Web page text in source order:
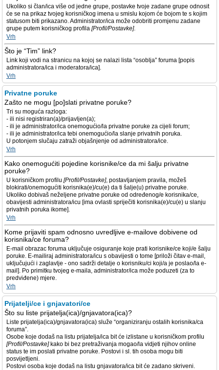
Ukoliko si član/ica više od jedne grupe, postavke tvoje zadane grupe odnosit
će se na prikaz tvojeg korisničkog imena u smislu kojom će bojom te s kojim
statusom biti prikazano. Administrator/ica može odobriti promjenu zadane
grupe putem korisničkog profila [Profil/Postavke].
Vrh
Što je “Tim” link?
Link koji vodi na stranicu na kojoj se nalazi lista “osoblja” foruma [popis
administratora/ica i moderatora/ica].
Vrh
Privatne poruke
Zašto ne mogu [po]slati privatne poruke?
Tri su moguća razloga:
- ili nisi registriran(a)/prijavljen(a);
- ili je administrator/ica onemogućio/la privatne poruke za cijeli forum;
- ili je administrator/ica tebi onemogućio/la slanje privatnih poruka.
U potonjem slučaju zatraži objašnjenje od administratora/ice.
Vrh
Kako onemogućiti pojedine korisnike/ce da mi šalju privatne
poruke?
U korisničkom profilu [Profil/Postavke], postavljanjem pravila, možeš
blokirati/onemogućiti korisnika(e)/cu(e) da ti šalje(u) privatne poruke.
Ukoliko dobivaš neželjene privatne poruke od određenog/e korisnika/ce,
obavijesti administratora/icu [ima ovlasti spriječiti korisnika(e)/cu(e) u slanju
privatnih poruka ikome].
Vrh
Kome prijaviti spam odnosno uvredljive e-mailove dobivene od
korisnika/ce foruma?
E-mail obrazac foruma uključuje osiguranje koje prati korisnike/ce koji/e šalju
poruke. E-mailiraj administratora/icu s obavijesti o tome [priloži čitav e-mail,
uključujući i zaglavlje - ono sadrži detalje o korisniku/ci koji/a je poslao/la e-
mail]. Po primitku tvojeg e-maila, administrator/ica može poduzeti (za to
predviđene) mjere.
Vrh
Prijatelji/ce i gnjavatori/ce
Što su liste prijatelja(ica)/gnjavatora(ica)?
Liste prijatelja(ica)/gnjavatora(ica) služe “organiziranju ostalih korisnika/ca
foruma”.
Osobe koje dodaš na listu prijatelja/ica bit će izlistane u korisničkom profilu
[Profil/Postavke]kako bi bez pretraživanja mogao/la vidjeti njihov online
status te im poslati privatne poruke. Postovi i sl. tih osoba mogu biti
posvijetljeni.
Postovi osoba koje dodaš na listu gnjavatora/ica bit će zadano skriveni.